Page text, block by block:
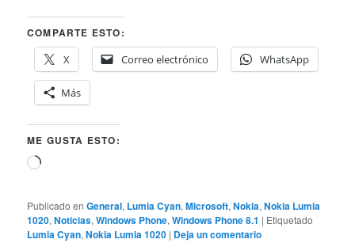
COMPARTE ESTO:
X
Correo electrónico WhatsApp
Más
ME GUSTA ESTO:
Cargando...
Publicado en General, Lumia Cyan,Microsoft,Nokia,Nokia Lumia
1020,Noticias,Windows Phone,Windows Phone 8.1 | Etiquetado
Lumia Cyan,Nokia Lumia 1020 | Deja un comentario